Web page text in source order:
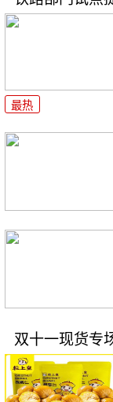
最热
双十一现货专